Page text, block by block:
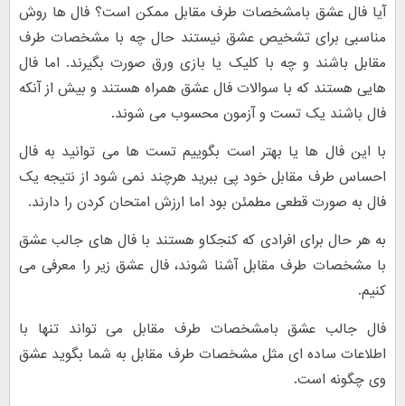
آیا فال عشق بامشخصات طرف مقابل ممکن است؟ فال ها روش
مناسبی برای تشخیص عشق نیستند حال چه با مشخصات طرف
مقابل باشند و چه با کلیک یا بازی ورق صورت بگیرند. اما فال
هایی هستند که با سوالات فال عشق همراه هستند و بیش از آنکه
فال باشند یک تست و آزمون محسوب می شوند.
با این فال ها یا بهتر است بگوییم تست ها می توانید به فال
احساس طرف مقابل خود پی ببرید هرچند نمی شود از نتیجه یک
فال به صورت قطعی مطمئن بود اما ارزش امتحان کردن را دارند.
به هر حال برای افرادی که کنجکاو هستند با فال های جالب عشق
با مشخصات طرف مقابل آشنا شوند، فال عشق زیر را معرفی می
کنیم.
فال جالب عشق بامشخصات طرف مقابل می تواند تنها با
اطلاعات ساده ای مثل مشخصات طرف مقابل به شما بگوید عشق
وی چگونه است.